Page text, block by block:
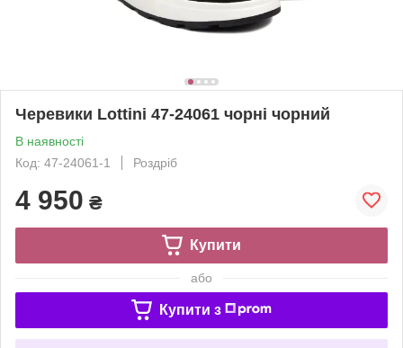
Черевики Lottini 47-24061 чорні чорний
В наявності
Код: 47-24061-1
Роздріб
4 950 ₴
Купити
або
Купити з